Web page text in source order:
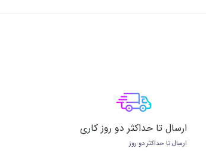
ارسال تا حداکثر دو روز کاری
ارسال تا حداکثر دو روز